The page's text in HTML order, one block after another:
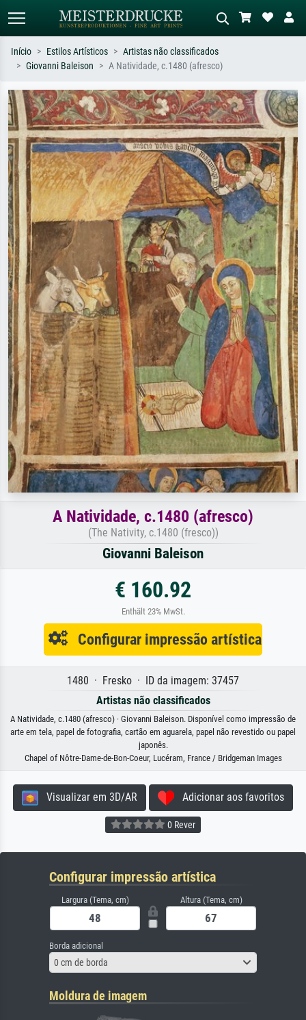
Pesquise por artista, título ou estilo –
ex: Monet, Noite Estrelada,
impressionismo, onda de Hokusai, nu.
Descreva a cena – ex: prado verde,
abstrato com muito vermelho, pintura
a óleo escura, nu em pé ao lado de
uma árvore.
Início Estilos Artísticos
Artistas não classificados
Giovanni Baleison
A Natividade, c.1480 (afresco)
A Natividade, c.1480 (afresco)
(The Nativity, c.1480 (fresco))
Giovanni Baleison
€ 160.92
Enthält 23% MwSt.
Configurar impressão artística
1480 · Fresko · ID da imagem: 37457
Artistas não classificados
A Natividade, c.1480 (afresco) · Giovanni Baleison. Disponível como impressão de
arte em tela, papel de fotografia, cartão em aguarela, papel não revestido ou papel
japonês.
Chapel of Nôtre-Dame-de-Bon-Coeur, Lucéram, France / Bridgeman Images
Visualizar em 3D/AR Adicionar aos favoritos
0 Rever
Configurar impressão artística
Largura (Tema, cm) Altura (Tema, cm)
Borda adicional
0 cm de borda
Moldura de imagem